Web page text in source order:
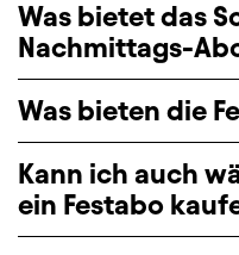
Was bietet das
Nachmittags-
Was bieten die
Kann ich auch
ein Festabo